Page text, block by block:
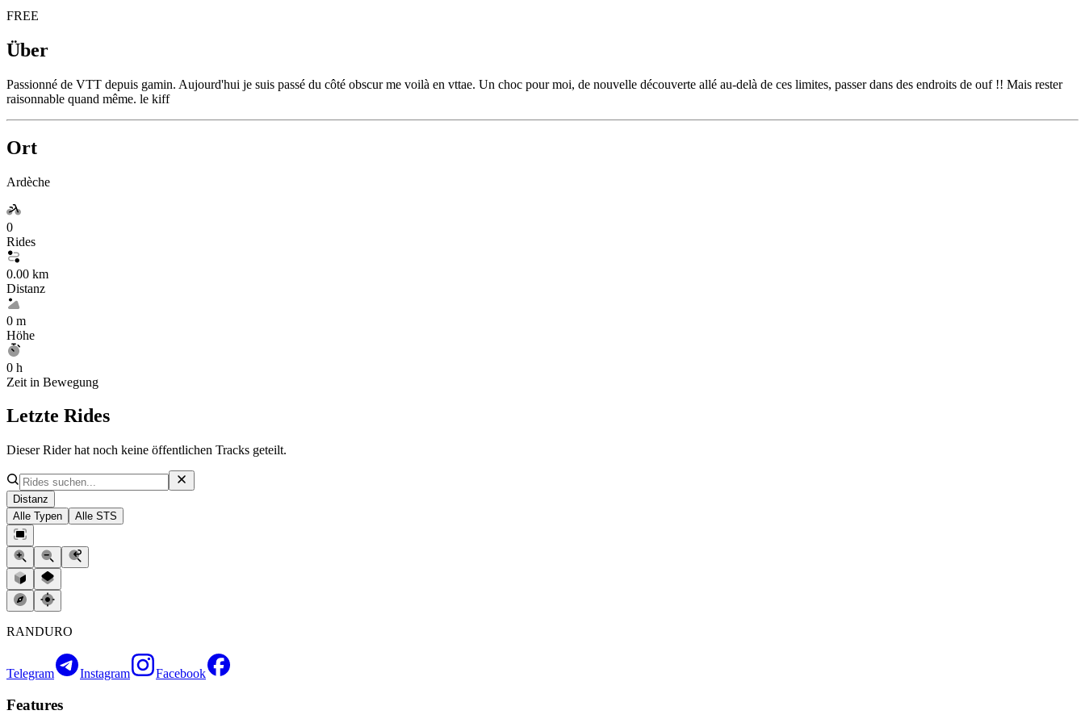
FREE
Über
Passionné de VTT depuis gamin. Aujourd'hui je suis passé du côté obscur me voilà en vttae. Un choc pour moi, de nouvelle découverte allé au-delà de ces limites, passer dans des endroits de ouf !! Mais rester
raisonnable quand même. le kiff
Ort
Ardèche
0
Rides
0.00 km
Distanz
0 m
Höhe
0 h
Zeit in Bewegung
Letzte Rides
Dieser Rider hat noch keine öffentlichen Tracks geteilt.
Distanz
Alle Typen
Alle STS
RANDURO
Telegram Instagram Facebook
Features